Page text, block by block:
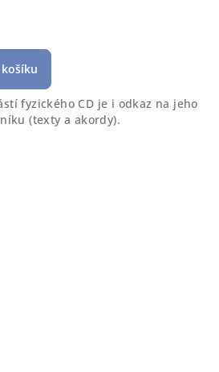
fyzického CD je i odkaz na jeho
(texty a akordy).